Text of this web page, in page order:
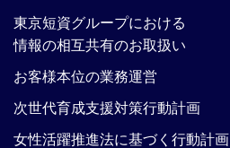
東京短資グループにおける
情報の相互共有のお取扱い
お客様本位の業務運営
次世代育成支援対策行動計画
女性活躍推進法に基づく行動計画